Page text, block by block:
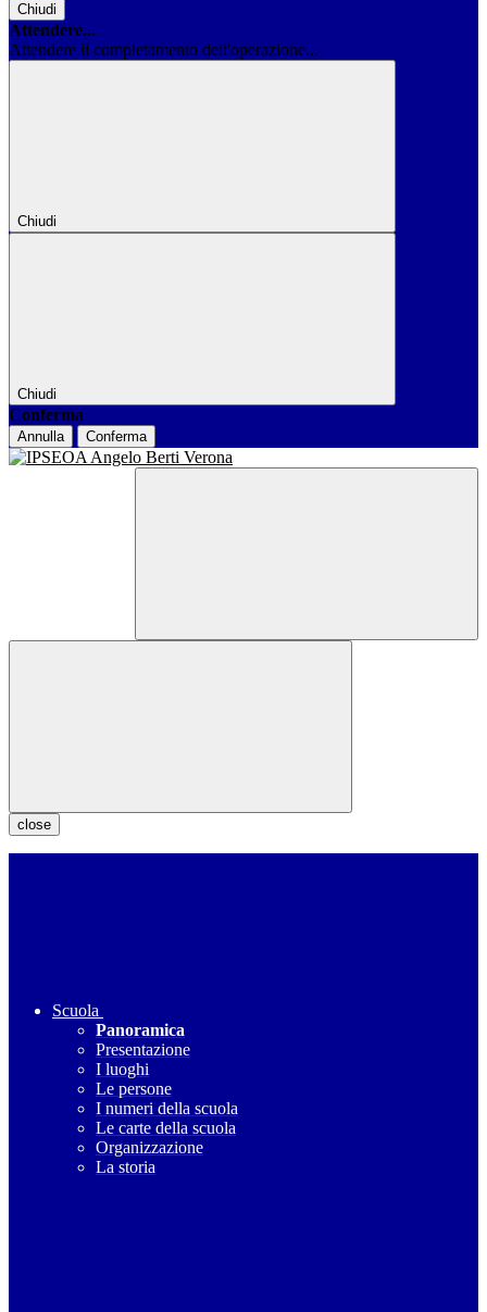
Chiudi
Attendere...
Attendere il completamento dell'operazione...
Chiudi
Chiudi
Conferma
Annulla Conferma
close
Scuola
Panoramica
Presentazione
I luoghi
Le persone
I numeri della scuola
Le carte della scuola
Organizzazione
La storia